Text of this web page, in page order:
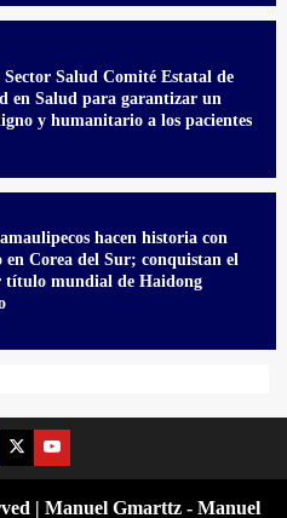
Sector Salud Comité Estatal de
en Salud para garantizar un
y humanitario a los pacientes
hacen historia con
en Corea del Sur; conquistan el
título mundial de Haidong
| Manuel Gmarttz - Manuel